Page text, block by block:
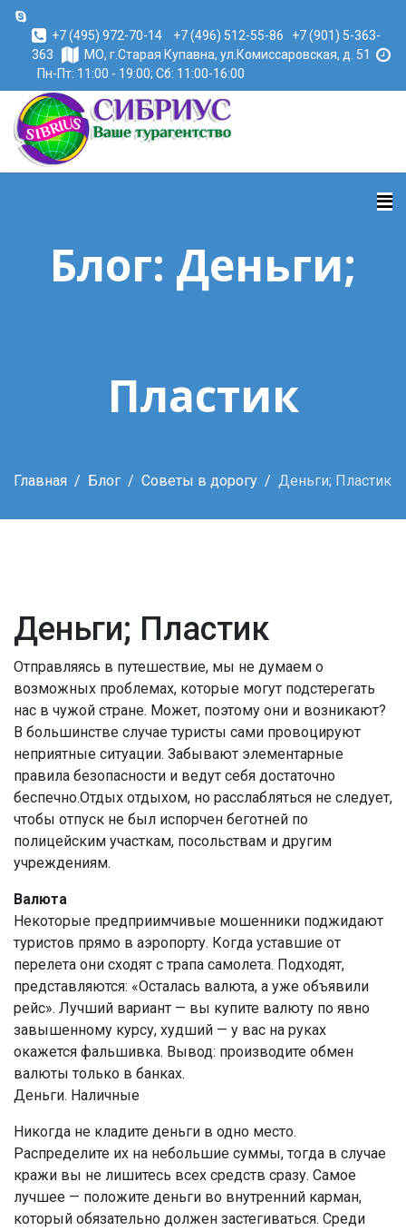
+7 (495) 972-70-14 +7 (496) 512-55-86
+7 (901) 5-363-
363
МО, г.Старая Купавна, ул.Комиссаровская, д. 51
Пн-Пт: 11:00 - 19:00; Сб: 11:00-16:00
Блог: Деньги;
Пластик
Главная Блог Советы в дорогу Деньги; Пластик
Деньги; Пластик
Отправляясь в путешествие, мы не думаем о
возможных проблемах, которые могут подстерегать
нас в чужой стране. Может, поэтому они и возникают?
В большинстве случае туристы сами провоцируют
неприятные ситуации. Забывают элементарные
правила безопасности и ведут себя достаточно
беспечно.Отдых отдыхом, но расслабляться не следует,
чтобы отпуск не был испорчен беготней по
полицейским участкам, посольствам и другим
учреждениям.
Валюта
Некоторые предприимчивые мошенники поджидают
туристов прямо в аэропорту. Когда уставшие от
перелета они сходят с трапа самолета. Подходят,
представляются: «Осталась валюта, а уже объявили
рейс». Лучший вариант — вы купите валюту по явно
завышенному курсу, худший — у вас на руках
окажется фальшивка. Вывод: производите обмен
валюты только в банках.
Деньги. Наличные
Никогда не кладите деньги в одно место.
Распределите их на небольшие суммы, тогда в случае
кражи вы не лишитесь всех средств сразу. Самое
лучшее — положите деньги во внутренний карман,
который обязательно должен застегиваться. Среди